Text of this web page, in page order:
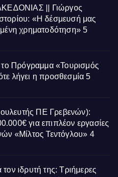
|| Γιώργος
«Η δέσμευσή μας
χρηματοδότηση» 5
το Πρόγραμμα «Τουρισμός
λήγει η προσθεσμία 5
ΠΕ Γρεβενών):
για επιπλέον εργασίες
«Μίλτος Τεντόγλου» 4
ιδρυτή της: Τριήμερες